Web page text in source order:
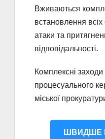
Вживаються
встановлення всіх
атаки та
відповідальності.
Комплексні
процесуального
міської
ШВИДШЕ